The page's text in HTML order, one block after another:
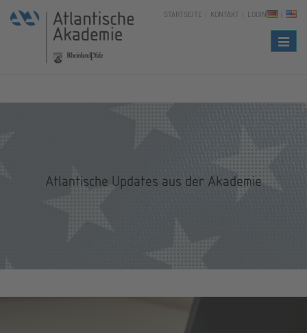
STARTSEITE KONTAKT LOGIN
Atlantische Updates aus der Akademie